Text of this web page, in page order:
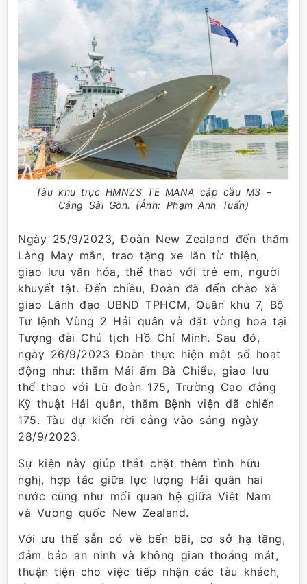
Tàu khu trục HMNZS TE MANA cập cầu M3 –
Cảng Sài Gòn. (Ảnh: Phạm Anh Tuấn)
Ngày 25/9/2023, Đoàn New Zealand đến thăm
Làng May mắn, trao tặng xe lăn từ thiện,
giao lưu văn hóa, thể thao với trẻ em, người
khuyết tật. Đến chiều, Đoàn đã đến chào xã
giao Lãnh đạo UBND TPHCM, Quân khu 7, Bộ
Tư lệnh Vùng 2 Hải quân và đặt vòng hoa tại
Tượng đài Chủ tịch Hồ Chí Minh. Sau đó,
ngày 26/9/2023 Đoàn thực hiện một số hoạt
động như: thăm Mái ấm Bà Chiểu, giao lưu
thể thao với Lữ đoàn 175, Trường Cao đẳng
Kỹ thuật Hải quân, thăm Bệnh viện dã chiến
175. Tàu dự kiến rời cảng vào sáng ngày
28/9/2023.
Sự kiện này giúp thắt chặt thêm tình hữu
nghị, hợp tác giữa lực lượng Hải quân hai
nước cũng như mối quan hệ giữa Việt Nam
và Vương quốc New Zealand.
Với ưu thế sẵn có về bến bãi, cơ sở hạ tầng,
đảm bảo an ninh và không gian thoáng mát,
thuận tiện cho việc tiếp nhận các tàu khách,